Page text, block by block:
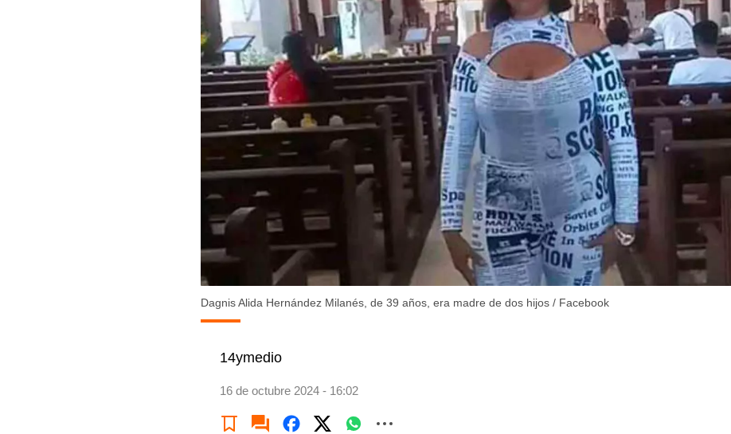
Dagnis Alida Hernández Milanés, de 39 años, era madre de dos hijos / Facebook
14ymedio
16 de octubre 2024 - 16:02